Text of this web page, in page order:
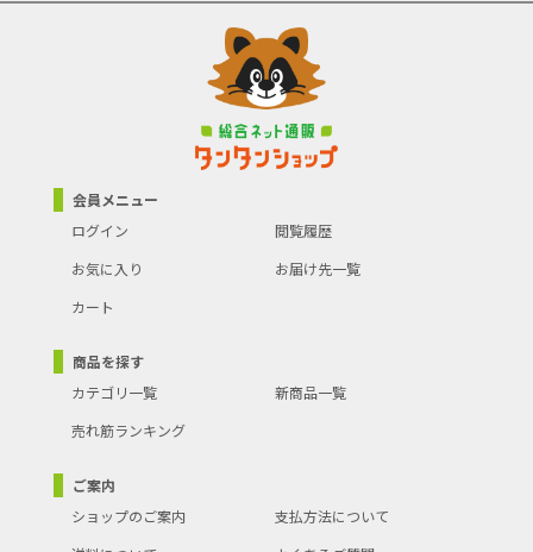
ステンレス
料理器具
会員メニュー
ログイン
閲覧履歴
お気に入り
お届け先一覧
カート
商品を探す
カテゴリ一覧
新商品一覧
売れ筋ランキング
ご案内
ショップのご案内
支払方法について